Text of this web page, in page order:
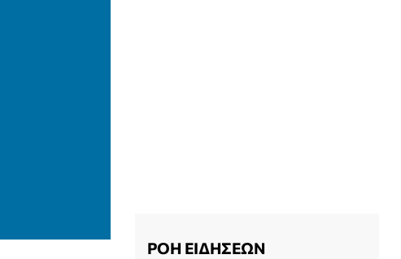
ΡΟΗ ΕΙΔΗΣΕΩΝ